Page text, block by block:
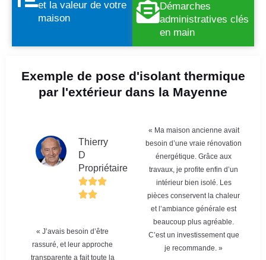
et la valeur de votre
maison
Démarches
administratives clés
en main
Exemple de pose d'isolant thermique
par l'extérieur dans la Mayenne
Thierry
D
Propriétaire
« J’avais besoin d’être
rassuré, et leur approche
transparente a fait toute la
« Ma maison ancienne avait
besoin d’une vraie rénovation
énergétique. Grâce aux
travaux, je profite enfin d’un
intérieur bien isolé. Les
pièces conservent la chaleur
et l’ambiance générale est
beaucoup plus agréable.
C’est un investissement que
je recommande. »